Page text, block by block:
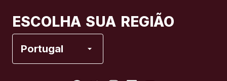
ESCOLHA SUA REGIÃO
Portugal